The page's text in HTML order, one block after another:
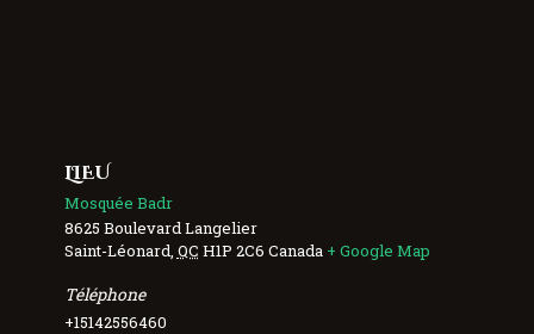
LIEU
Mosquée Badr
8625 Boulevard Langelier
Saint-Léonard QC H1P 2C6 Canada + Google Map
Téléphone
+15142556460